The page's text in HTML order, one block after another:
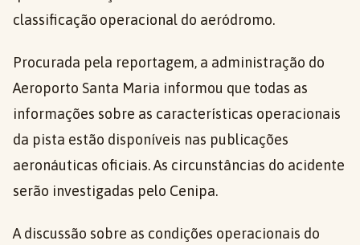
classificação operacional do aeródromo.
Procurada pela reportagem, a administração do
Aeroporto Santa Maria informou que todas as
informações sobre as características operacionais
da pista estão disponíveis nas publicações
aeronáuticas oficiais. As circunstâncias do acidente
serão investigadas pelo Cenipa.
A discussão sobre as condições operacionais do